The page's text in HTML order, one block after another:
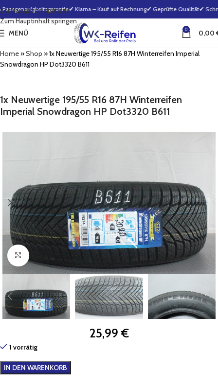
Zur Navigation springen
Zum Hauptinhalt springen
✔ Klarna – Kauf auf Rechnung✔ Geprüfte Qualität✔
MENÜ 0 0,00
Home»Shop »1x Neuwertige 195/55 R16 87H Winterreifen Imperial
Snowdragon HP Dot3320 B611
1x Neuwertige 195/55 R16 87H Winterreifen
Imperial Snowdragon HP Dot3320 B611
Zum Vergrößern klicken
25,99 €
1 vorrätig
IN DEN WARENKORB